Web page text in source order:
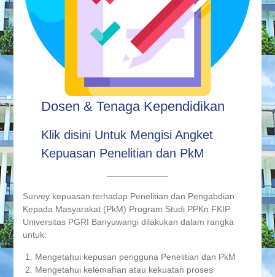
Dosen & Tenaga Kependidikan
Klik disini Untuk Mengisi Angket
Kepuasan Penelitian dan PkM
Survey kepuasan terhadap Penelitian dan Pengabdian
Kepada Masyarakat (PkM) Program Studi PPKn FKIP
Universitas PGRI Banyuwangi dilakukan dalam rangka
untuk:
Mengetahui kepusan pengguna Penelitian dan PkM
Mengetahui kelemahan atau kekuatan proses